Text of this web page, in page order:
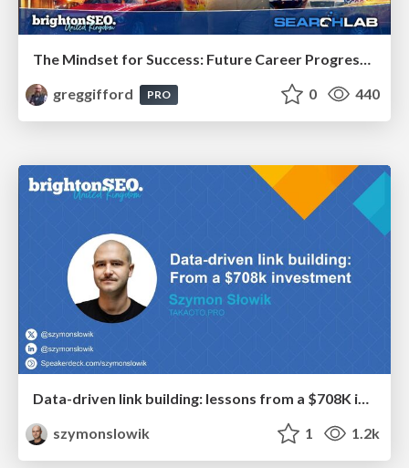
The Mindset for Success: Future Career Progression
greggifford
PRO 0 440
Data-driven link building: lessons from a $708K investment (BrightonSEO talk)
szymonslowik
1 1.2k